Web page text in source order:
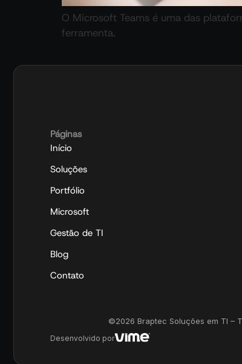
O Microsoft Teams é uma das
ferramenta.
Páginas
Início
Soluções
Portfólio
Microsoft
Gestão de TI
Blog
Contato
©2026 Braptec Soluções em TI –
Desenvolvido por